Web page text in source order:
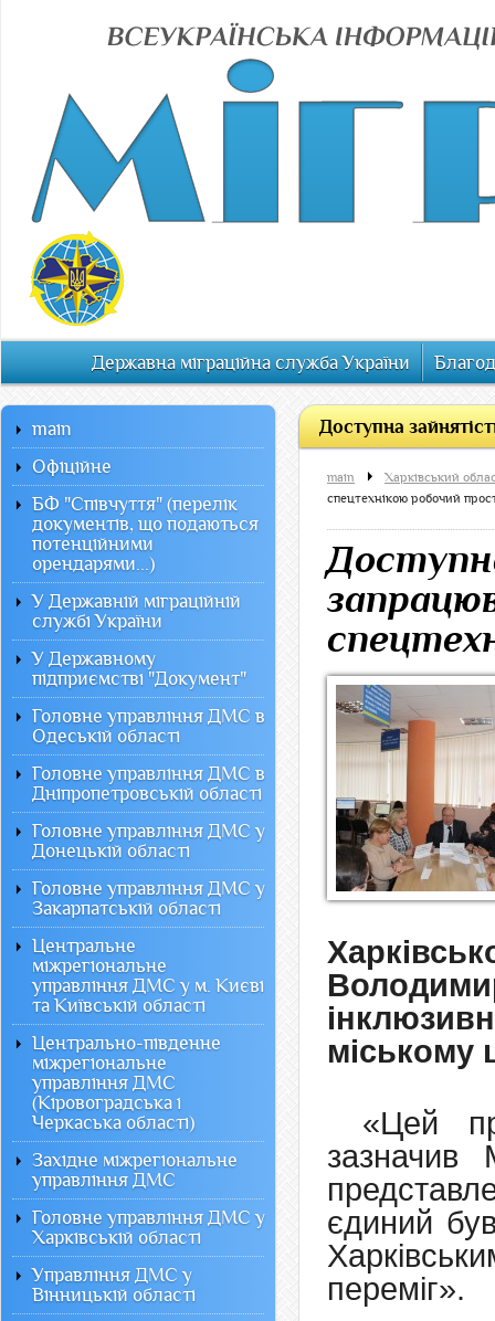
Державна міграційна служба України
Доступна
main
Харківський
спецтехнікою робочий
міському
«Цей
зазначив
єдиний
переміг».
main
Офiцiйне
БФ "Співчуття" (перелік
документів, що подаються
потенційними
орендарями...)
У Державній міграційній
службі України
У Державному
підприємстві "Документ"
Головне управління ДМС в
Одеській області
Головне управління ДМС в
Дніпропетровській області
Головне управління ДМС у
Донецькій області
Головне управління ДМС у
Закарпатській області
Центральне
міжрегіональне
управління ДМС у м. Києві
та Київській області
Центрально-південне
міжрегіональне
управління ДМС
(Кіровоградська і
Черкаська області)
Західне міжрегіональне
управління ДМС
Головне управління ДМС у
Харківській області
Управління ДМС у
Вінницькій області